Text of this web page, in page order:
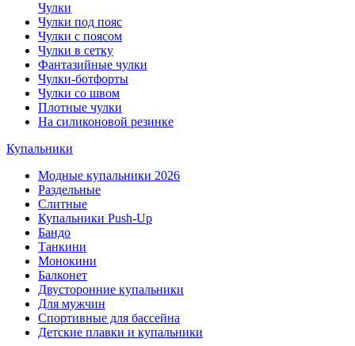
Чулки
Чулки под пояс
Чулки с поясом
Чулки в сетку
Фантазийные чулки
Чулки-ботфорты
Чулки со швом
Плотные чулки
На силиконовой резинке
Купальники
Модные купальники 2026
Раздельные
Слитные
Купальники Push-Up
Бандо
Танкини
Монокини
Балконет
Двусторонние купальники
Для мужчин
Спортивные для бассейна
Детские плавки и купальники